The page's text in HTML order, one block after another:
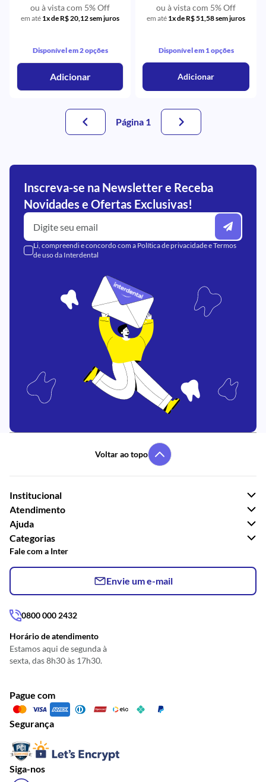
ou à vista com 5% Off
em até 1x de R$ 20,12 sem juros
Disponível em 2 opções
Adicionar
ou à vista com 5% Off
em até 1x de R$ 51,58 sem juros
Disponível em 1 opções
Adicionar
Página 1
Inscreva-se na Newsletter e Receba
Novidades e Ofertas Exclusivas!
Li, compreendi e concordo com a Política de privacidadeeTermos
de usoda Interdental
Voltar ao topo
Institucional
Atendimento
Ajuda
Categorias
Fale com a Inter
Envie um e-mail
0800 000 2432
Horário de atendimento
Estamos aqui de segunda à
sexta, das 8h30 às 17h30.
Pague com
Segurança
Siga-nos